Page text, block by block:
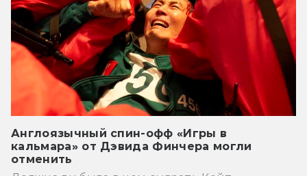
Англоязычный спин-офф «Игры в
кальмара» от Дэвида Финчера могли
отменить